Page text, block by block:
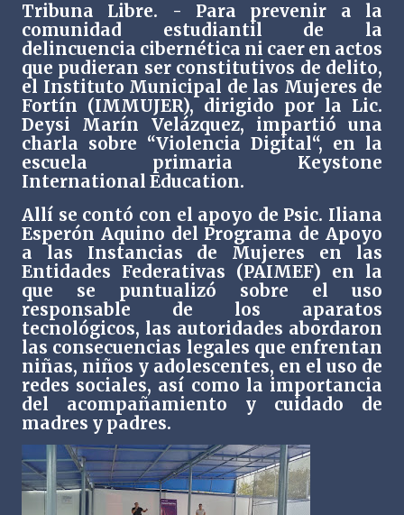
Tribuna Libre. - Para prevenir a la
comunidad estudiantil de la
delincuencia cibernética ni caer en actos
que pudieran ser constitutivos de delito,
el Instituto Municipal de las Mujeres de
Fortín (IMMUJER), dirigido por la Lic.
Deysi Marín Velázquez, impartió una
charla sobre “Violencia Digital“, en la
escuela primaria Keystone
International Education.
Allí se contó con el apoyo de Psic. Iliana
Esperón Aquino del Programa de Apoyo
a las Instancias de Mujeres en las
Entidades Federativas (PAIMEF) en la
que se puntualizó sobre el uso
responsable de los aparatos
tecnológicos, las autoridades abordaron
las consecuencias legales que enfrentan
niñas, niños y adolescentes, en el uso de
redes sociales, así como la importancia
del acompañamiento y cuidado de
madres y padres.